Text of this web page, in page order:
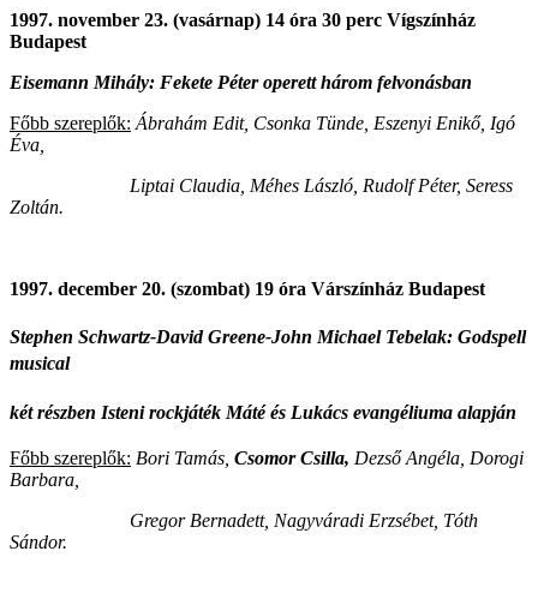
1997. november 23. (vasárnap) 14 óra 30 perc Vígszínház
Budapest
Eisemann Mihály: Fekete Péter operett három felvonásban
Főbb szereplők: Ábrahám Edit, Csonka Tünde, Eszenyi Enikő, Igó
Éva,
Liptai Claudia, Méhes László, Rudolf Péter, Seress
Zoltán.
1997. december 20. (szombat) 19 óra Várszínház Budapest
Stephen Schwartz-David Greene-John Michael Tebelak: Godspell
musical
két részben Isteni rockjáték Máté és Lukács evangéliuma alapján
Főbb szereplők: Bori Tamás, Csomor Csilla, Dezső Angéla, Dorogi
Barbara,
Gregor Bernadett, Nagyváradi Erzsébet, Tóth
Sándor.